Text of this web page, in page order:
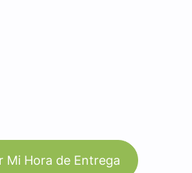
Mi Hora de Entrega